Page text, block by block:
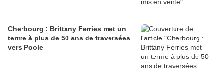
Cherbourg : Brittany Ferries met un
terme à plus de 50 ans de traversées
vers Poole